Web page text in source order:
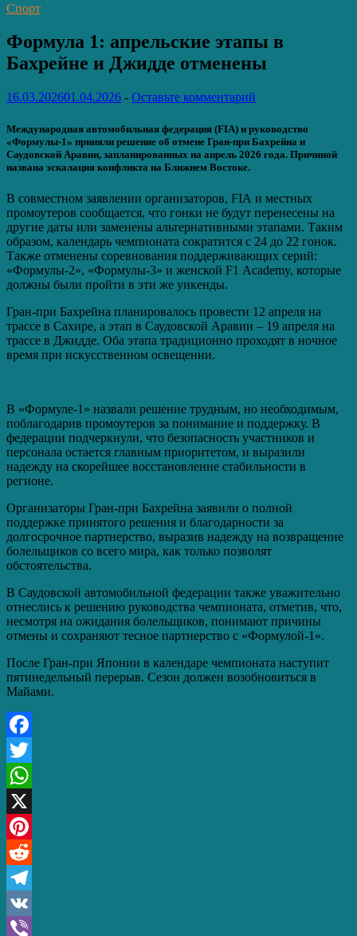
Спорт
Формула 1: апрельские этапы в
Бахрейне и Джидде отменены
16.03.202601.04.2026 - Оставьте комментарий
Международная автомобильная федерация (FIA) и руководство
«Формулы-1» приняли решение об отмене Гран-при Бахрейна и
Саудовской Аравии, запланированных на апрель 2026 года. Причиной
названа эскалация конфликта на Ближнем Востоке.
В совместном заявлении организаторов, FIA и местных
промоутеров сообщается, что гонки не будут перенесены на
другие даты или заменены альтернативными этапами. Таким
образом, календарь чемпионата сократится с 24 до 22 гонок.
Также отменены соревнования поддерживающих серий:
«Формулы-2», «Формулы-3» и женской F1 Academy, которые
должны были пройти в эти же уикенды.
Гран-при Бахрейна планировалось провести 12 апреля на
трассе в Сахире, а этап в Саудовской Аравии – 19 апреля на
трассе в Джидде. Оба этапа традиционно проходят в ночное
время при искусственном освещении.
В «Формуле-1» назвали решение трудным, но необходимым,
поблагодарив промоутеров за понимание и поддержку. В
федерации подчеркнули, что безопасность участников и
персонала остается главным приоритетом, и выразили
надежду на скорейшее восстановление стабильности в
регионе.
Организаторы Гран-при Бахрейна заявили о полной
поддержке принятого решения и благодарности за
долгосрочное партнерство, выразив надежду на возвращение
болельщиков со всего мира, как только позволят
обстоятельства.
В Саудовской автомобильной федерации также уважительно
отнеслись к решению руководства чемпионата, отметив, что,
несмотря на ожидания болельщиков, понимают причины
отмены и сохраняют тесное партнерство с «Формулой-1».
После Гран-при Японии в календаре чемпионата наступит
пятинедельный перерыв. Сезон должен возобновиться в
Майами.
Facebook
Twitter
WhatsApp
X
Pinterest
Reddit
Telegram
VK